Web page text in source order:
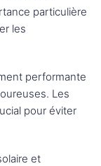
particulière
les
performante
Les
pour éviter
et